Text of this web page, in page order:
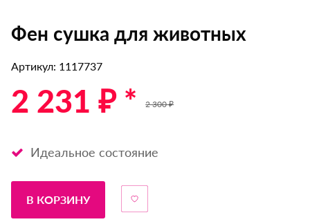
Фен сушка для животных
Артикул: 1117737
2 231 ₽ * 2 300 ₽
Идеальное состояние
В КОРЗИНУ